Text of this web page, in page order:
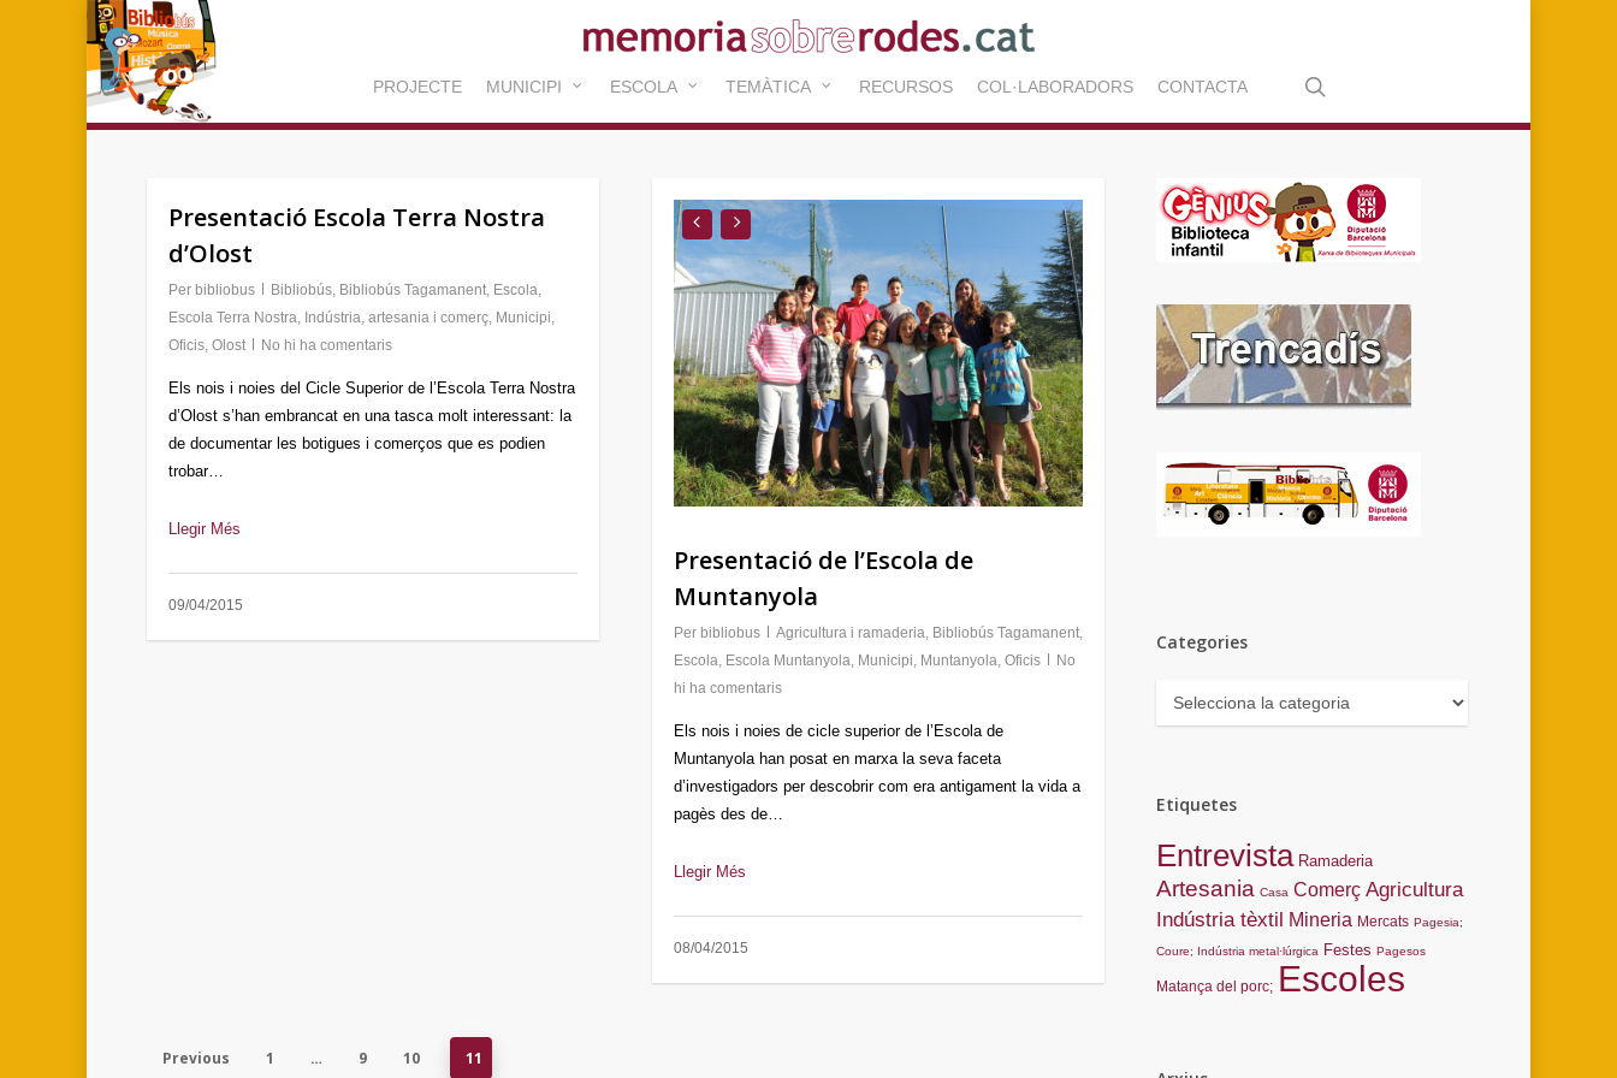
PROJECTE MUNICIPI ESCOLA TEMÀTICA RECURSOS COL·LABORADORS CONTACTA
Presentació Escola Terra Nostra
d’Olost
Per bibliobus Bibliobús, Bibliobús Tagamanent, Escola,
Escola Terra Nostra, Indústria, artesania i comerç, Municipi,
Oficis, Olost No hi ha comentaris
Els nois i noies del Cicle Superior de l’Escola Terra Nostra
d’Olost s’han embrancat en una tasca molt interessant: la
de documentar les botigues i comerços que es podien
trobar…
Llegir Més
09/04/2015
Presentació de l’Escola de
Muntanyola
Per bibliobus Agricultura i ramaderia Bibliobús Tagamanent
Escola Escola Muntanyola Municipi Muntanyola Oficis
No
hi ha comentaris
Els nois i noies de cicle superior de l’Escola de
Muntanyola han posat en marxa la seva faceta
d’investigadors per descobrir com era antigament la vida a
pagès des de…
Llegir Més
08/04/2015
Previous 1 … 9 10 11
Categories
Categories
Etiquetes
Entrevista Ramaderia
Artesania Casa Comerç Agricultura
Indústria tèxtil Mineria Mercats Pagesia;
Coure; Indústria metal·lúrgica Festes Pagesos
Matança del porc; Escoles